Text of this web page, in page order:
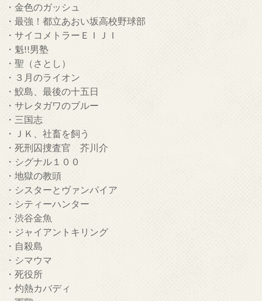
・金色のガッシュ
・最強！都立あおい坂高校野球部
・サイコメトラーＥＩＪＩ
・魁!!男塾
・聖（さとし）
・３月のライオン
・鮫島、最後の十五日
・サレタガワのブルー
・三国志
・ＪＫ、社畜を飼う
・死刑囚捜査官 芥川介
・シグナル１００
・地獄の教頭
・シスターとヴァンパイア
・シティーハンター
・渋谷金魚
・ジャイアントキリング
・自殺島
・シマウマ
・死役所
・灼熱カバディ